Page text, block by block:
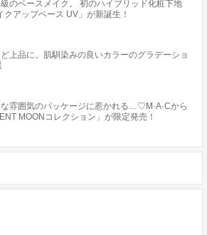
のベースメイク。 初のハイブリッド化粧下地
クアップベース UV」が新誕生！
上品に。肌馴染みの良いカラーのグラデーショ
な雰囲気のパッケージに惹かれる…♡M·A·Cから
MOONコレクション」が限定発売！